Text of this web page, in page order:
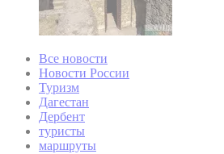
Все новости
Новости России
Туризм
Дагестан
Дербент
туристы
маршруты